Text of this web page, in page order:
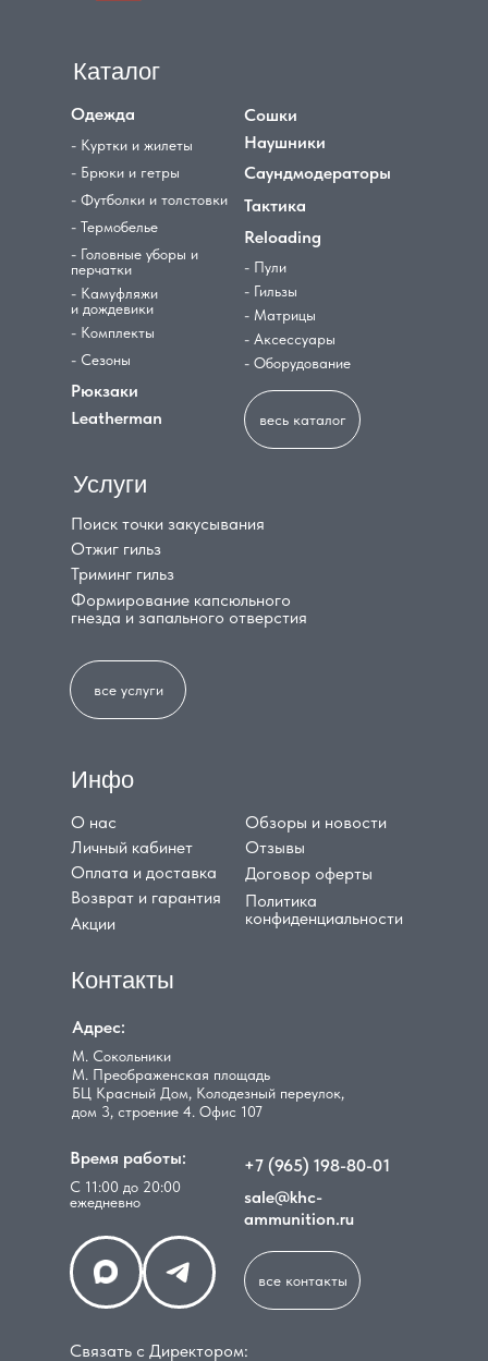
Каталог
Инфо
Контакты
Одежда
- Куртки и жилеты
- Брюки и гетры
- Футболки и толстовки
- Термобелье
- Головные уборы и
перчатки
- Камуфляжи
и дождевики
- Комплекты
- Сезоны
Рюкзаки
Leatherman
Сошки
Наушники
Саундмодераторы
Тактика
О нас
Личный кабинет
Оплата и доставка
Возврат и гарантия
Акции
Обзоры и новости
Отзывы
Договор оферты
Адрес:
М. Сокольники
М. Преображенская площадь
БЦ Красный Дом, Колодезный переулок,
дом 3, строение 4. Офис 107
Время работы:
С 11:00 до 20:00
ежедневно
Связать с Директором:
+7 (965) 198-80-01
sale@khc-
ammunition.ru
Reloading
- Пули
- Гильзы
- Матрицы
- Аксессуары
- Оборудование
Поиск точки закусывания
Услуги
Отжиг гильз
Триминг гильз
Формирование капсюльного
гнезда и запального отверстия
весь каталог
все услуги
все контакты
Политика
конфиденциальности